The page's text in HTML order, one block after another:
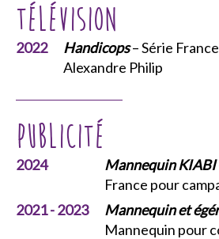
Télévision
2022 Handicops– Série
Alexandre Philip
Publicité
2024 Mannequin KIABI
France pour
2021 - 2023
Mannequin et
Mannequin pour